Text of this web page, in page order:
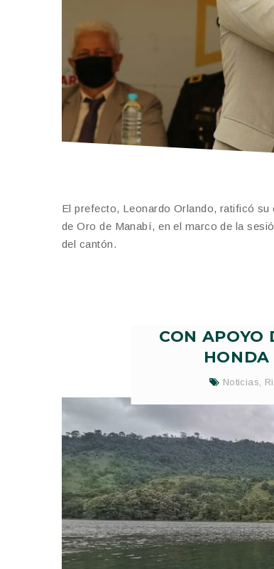
El prefecto, Leonardo Orlando, ratificó
de Oro de Manabí, en el marco de la
del cantón.
CON APOYO
HONDA
Noticias,